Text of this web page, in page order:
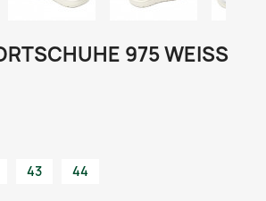
975 WEISS
43 44